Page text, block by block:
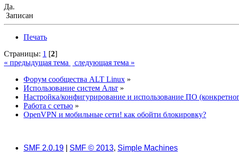
Да.
Записан
Печать
Страницы: 1 [2]
« предыдущая тема
следующая тема »
Форум сообщества ALT Linux »
Использование систем Альт »
Настройка/конфигурирование и использование ПО
Работа с сетью »
OpenVPN и мобильные сети! как обойти блокировку?
SMF 2.0.19 SMF © 2013, Simple Machines